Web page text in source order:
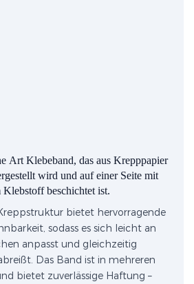
Art Klebeband, das aus Krepppapier
wird und auf einer Seite mit
beschichtet ist.
bietet hervorragende
sodass es sich leicht an
anpasst und gleichzeitig
Das Band ist in mehreren
bietet zuverlässige Haftung –